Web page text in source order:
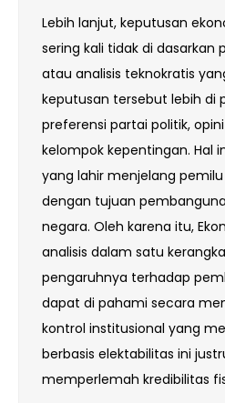
Lebih lanjut, keputusan
sering kali tidak di dasarkan
atau analisis teknokratis
keputusan tersebut lebih di
preferensi partai politik,
kelompok kepentingan. Hal
yang lahir menjelang
dengan tujuan
negara. Oleh karena itu,
analisis dalam satu
pengaruhnya terhadap
dapat di pahami secara
kontrol institusional yang
berbasis elektabilitas ini
memperlemah kredibilitas